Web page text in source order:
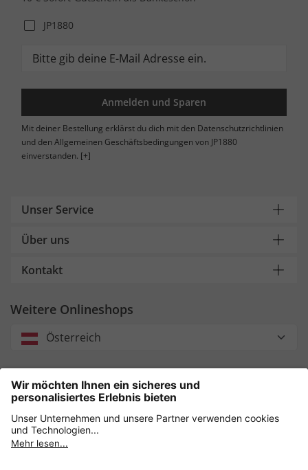
JP1880
Anmelden und Sparen
Mit deiner Bestellung erklärst du dich mit den Datenschutzrichtlinien
und den Allgemeinen Geschäftsbedingungen von JP1880
einverstanden. [+]
Unser Service
Über uns
Kontakt
Weitere Onlineshops
Österreich
Unsere Zahlungsarten
Sicher einkaufen mit